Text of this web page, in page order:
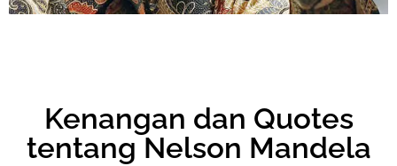
Kenangan dan Quotes
tentang Nelson Mandela